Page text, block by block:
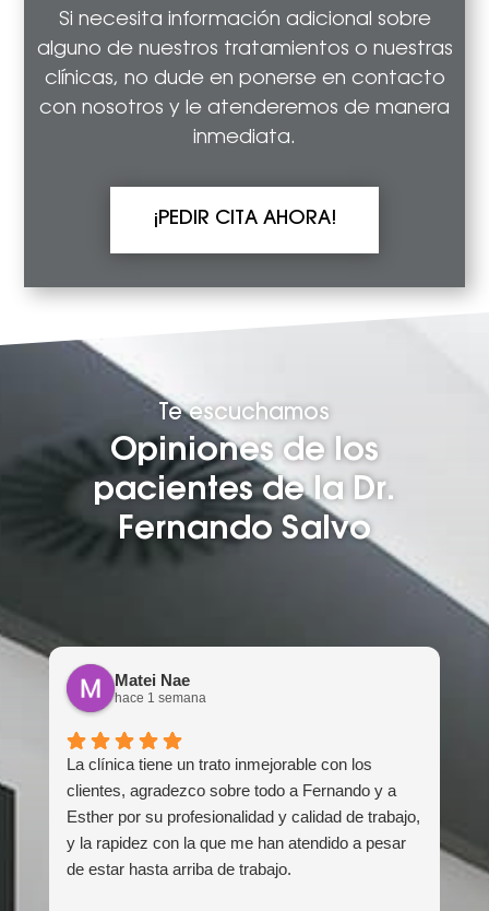
Si necesita información adicional sobre
alguno de nuestros tratamientos o nuestras
clínicas, no dude en ponerse en contacto
con nosotros y le atenderemos de manera
inmediata.
¡PEDIR CITA AHORA!
Te escuchamos
Opiniones de los
pacientes de la Dr.
Fernando Salvo
Matei Nae
hace 1 semana
La clínica tiene un trato inmejorable con los
clientes, agradezco sobre todo a Fernando y a
Esther por su profesionalidad y calidad de trabajo,
y la rapidez con la que me han atendido a pesar
de estar hasta arriba de trabajo.